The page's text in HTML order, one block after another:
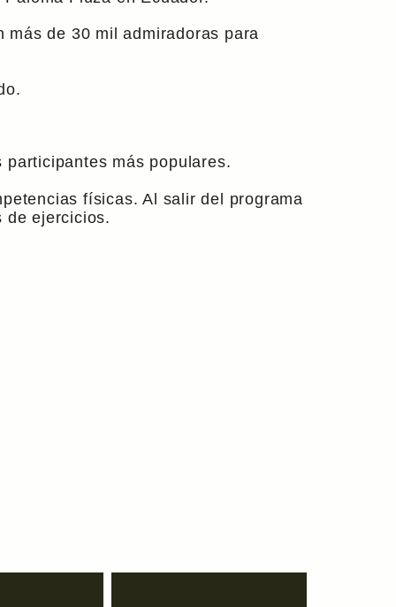
más de 30 mil admiradoras para
más populares.
físicas. Al salir del programa
de ejercicios.